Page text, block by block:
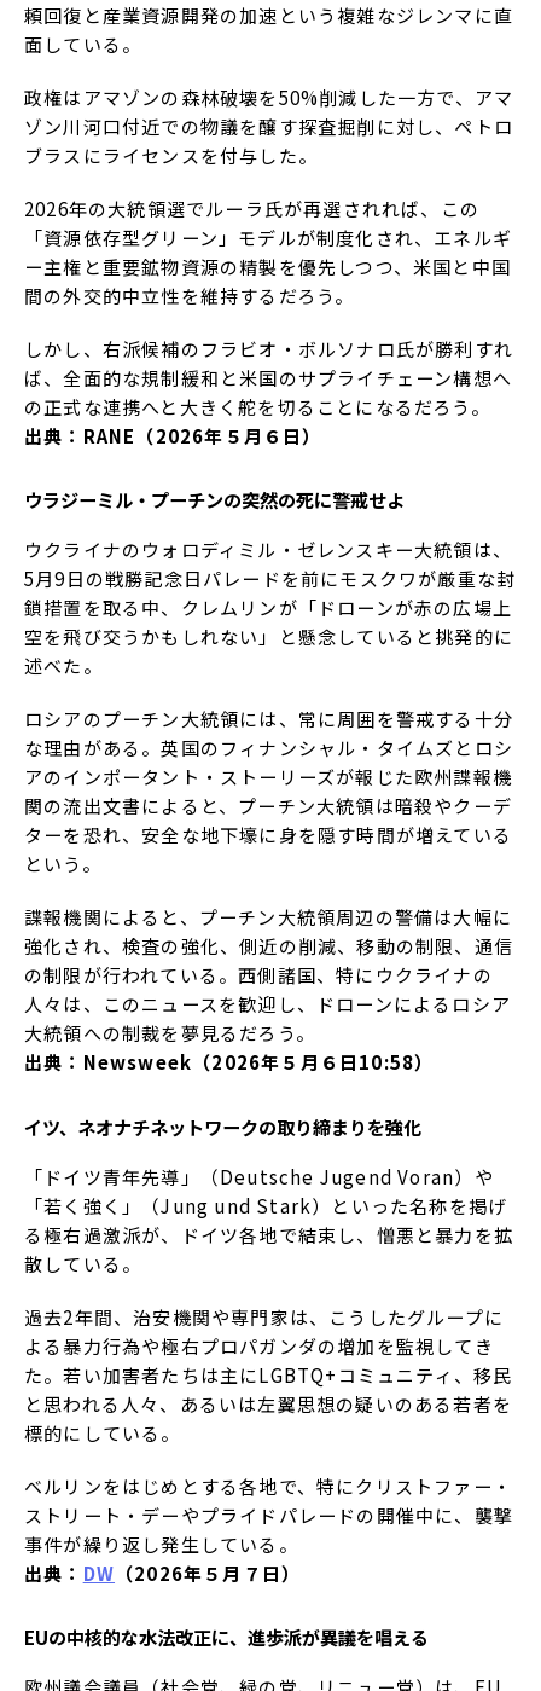
頼回復と産業資源開発の加速という複雑なジレンマに直
面している。
政権はアマゾンの森林破壊を50%削減した一方で、アマ
ゾン川河口付近での物議を醸す探査掘削に対し、ペトロ
ブラスにライセンスを付与した。
2026年の大統領選でルーラ氏が再選されれば、この
「資源依存型グリーン」モデルが制度化され、エネルギ
ー主権と重要鉱物資源の精製を優先しつつ、米国と中国
間の外交的中立性を維持するだろう。
しかし、右派候補のフラビオ・ボルソナロ氏が勝利すれ
ば、全面的な規制緩和と米国のサプライチェーン構想へ
の正式な連携へと大きく舵を切ることになるだろう。
出典：RANE（2026年５月６日）
ウラジーミル・プーチンの突然の死に警戒せよ
ウクライナのウォロディミル・ゼレンスキー大統領は、
5月9日の戦勝記念日パレードを前にモスクワが厳重な封
鎖措置を取る中、クレムリンが「ドローンが赤の広場上
空を飛び交うかもしれない」と懸念していると挑発的に
述べた。
ロシアのプーチン大統領には、常に周囲を警戒する十分
な理由がある。英国のフィナンシャル・タイムズとロシ
アのインポータント・ストーリーズが報じた欧州諜報機
関の流出文書によると、プーチン大統領は暗殺やクーデ
ターを恐れ、安全な地下壕に身を隠す時間が増えている
という。
諜報機関によると、プーチン大統領周辺の警備は大幅に
強化され、検査の強化、側近の削減、移動の制限、通信
の制限が行われている。西側諸国、特にウクライナの
人々は、このニュースを歓迎し、ドローンによるロシア
大統領への制裁を夢見るだろう。
出典：Newsweek（2026年５月６日10:58）
イツ、ネオナチネットワークの取り締まりを強化
「ドイツ青年先導」（Deutsche Jugend Voran）や
「若く強く」（Jung und Stark）といった名称を掲げ
る極右過激派が、ドイツ各地で結束し、憎悪と暴力を拡
散している。
過去2年間、治安機関や専門家は、こうしたグループに
よる暴力行為や極右プロパガンダの増加を監視してき
た。若い加害者たちは主にLGBTQ+コミュニティ、移民
と思われる人々、あるいは左翼思想の疑いのある若者を
標的にしている。
ベルリンをはじめとする各地で、特にクリストファー・
ストリート・デーやプライドパレードの開催中に、襲撃
事件が繰り返し発生している。
出典： DW （2026年５月７日）
EUの中核的な水法改正に、進歩派が異議を唱える